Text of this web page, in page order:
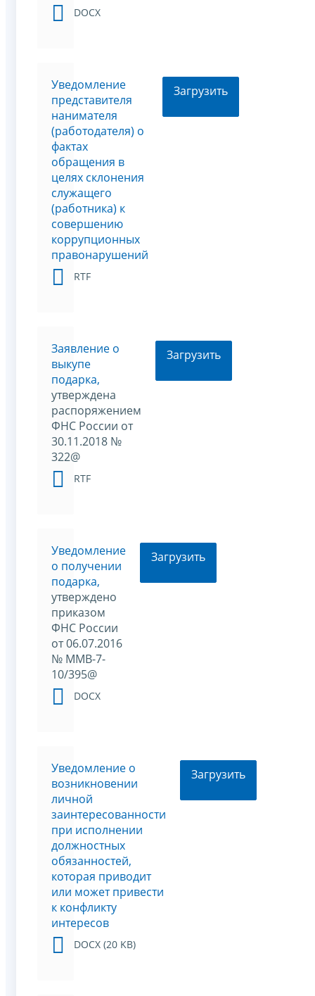
DOCX
Уведомление
представителя
нанимателя
(работодателя) о
фактах
обращения в
целях склонения
служащего
(работника) к
совершению
коррупционных
правонарушений
RTF
Загрузить
Заявление о
выкупе
подарка,
утверждена
распоряжением
ФНС России от
30.11.2018 №
322@
RTF
Загрузить
Уведомление
о получении
подарка,
утверждено
приказом
ФНС России
от 06.07.2016
№ ММВ-7-
10/395@
DOCX
Загрузить
Уведомление о
возникновении
личной
заинтересованности
при исполнении
должностных
обязанностей,
которая приводит
или может привести
к конфликту
интересов
DOCX (20 KB)
Загрузить